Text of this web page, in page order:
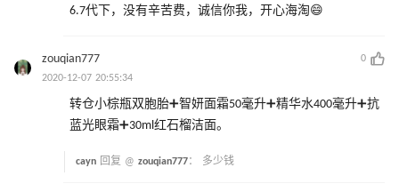
6.7代下，没有辛苦费，诚信你我，开心海淘😄
zouqian777
0
2020-12-07 20:55:34
转仓小棕瓶双胞胎➕智妍面霜50毫升➕精华水400毫升➕抗
蓝光眼霜➕30ml红石榴洁面。
cayn 回复 @ zouqian777： 多少钱